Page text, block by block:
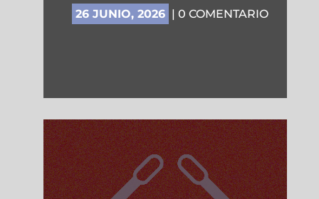
26 JUNIO, 2026 | 0 COMENTARIO